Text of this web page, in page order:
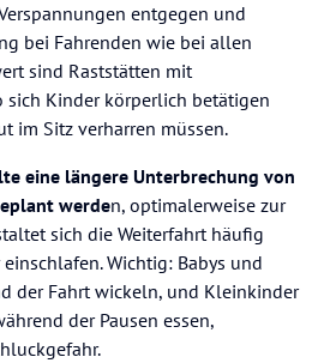
entgegen und
bei Fahrenden wie bei allen
sind Raststätten mit
Kinder körperlich betätigen
im Sitz verharren müssen.
eine längere Unterbrechung von
werden, optimalerweise zur
sich die Weiterfahrt häufig
Wichtig: Babys und
der Fahrt wickeln, und Kleinkinder
der Pausen essen,